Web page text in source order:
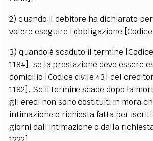
2) quando il debitore ha dichiarato
volere eseguire l’obbligazione
3) quando è scaduto il termine
1184], se la prestazione deve essere
domicilio [Codice civile 43] del
1182]. Se il termine scade dopo la
gli eredi non sono costituiti in mora
intimazione o richiesta fatta per
giorni dall’intimazione o dalla